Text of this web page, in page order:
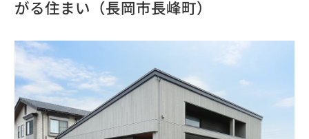
がる住まい（長岡市長峰町）